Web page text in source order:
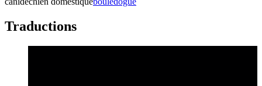
Traductions